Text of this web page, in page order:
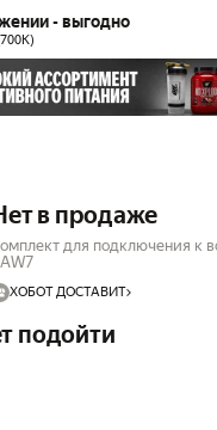
- выгодно
в продаже
для подключения к
ХОБОТ ДОСТАВИТ
подойти